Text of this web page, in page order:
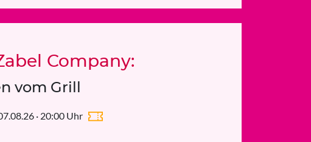
Company:
vom Grill
· 20:00 Uhr